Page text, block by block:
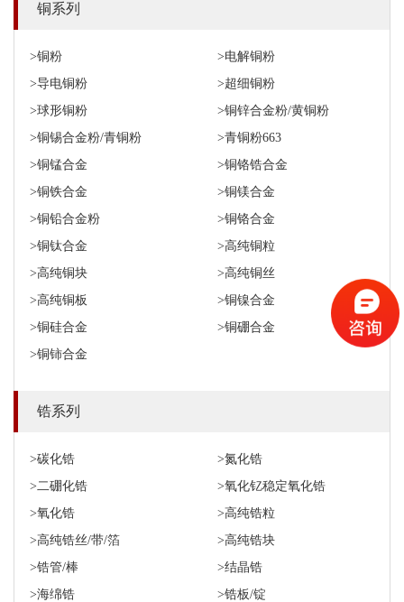
铜系列
>铜粉
>电解铜粉
>导电铜粉
>超细铜粉
>球形铜粉
>铜锌合金粉/黄铜粉
>铜锡合金粉/青铜粉
>青铜粉663
>铜锰合金
>铜铬锆合金
>铜铁合金
>铜镁合金
>铜铅合金粉
>铜铬合金
>铜钛合金
>高纯铜粒
>高纯铜块
>高纯铜丝
>高纯铜板
>铜镍合金
>铜硅合金
>铜硼合金
>铜铈合金
锆系列
>碳化锆
>氮化锆
>二硼化锆
>氧化钇稳定氧化锆
>氧化锆
>高纯锆粒
>高纯锆丝/带/箔
>高纯锆块
>锆管/棒
>结晶锆
>海绵锆
>锆板/锭